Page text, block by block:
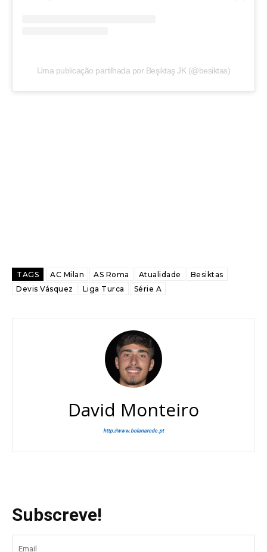
Uma publicação partilhada por Beşiktaş JK (@besiktas)
TAGS AC Milan AS Roma Atualidade
Besiktas
Devis Vásquez
Liga Turca Série A
David Monteiro
http://www.bolanarede.pt
Subscreve!